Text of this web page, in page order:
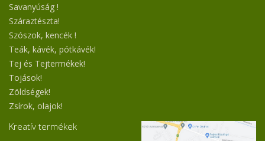
Savanyúság !
Száraztészta!
Szószok, kencék !
Teák, kávék, pótkávék!
Tej és Tejtermékek!
Tojások!
Zöldségek!
Zsírok, olajok!
Kreatív termékek